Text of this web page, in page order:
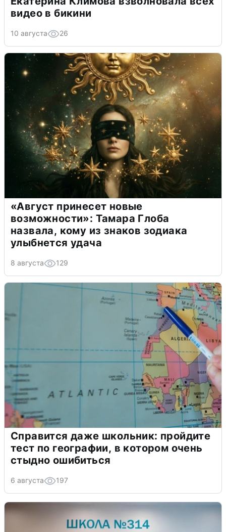
видео в бикини
10 августа 26
«Август принесет новые
возможности»: Тамара Глоба
назвала, кому из знаков зодиака
улыбнется удача
8 августа 129
Справится даже школьник: пройдите
тест по географии, в котором очень
стыдно ошибиться
6 августа 197